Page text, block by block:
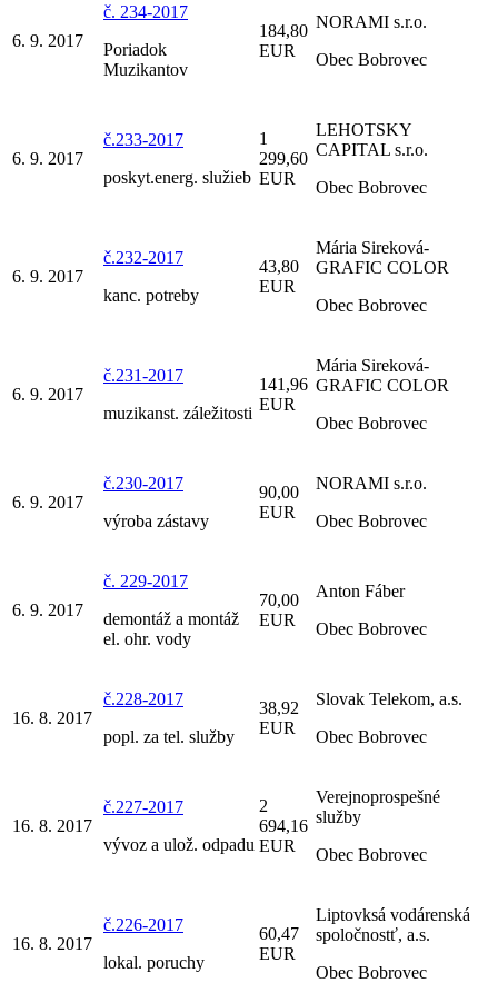
6. 9. 2017
č. 234-2017
Poriadok
Muzikantov
184,80
EUR
NORAMI s.r.o.
Obec Bobrovec
6. 9. 2017
č.233-2017
poskyt.energ. služieb
1
299,60
EUR
LEHOTSKY
CAPITAL s.r.o.
Obec Bobrovec
6. 9. 2017
č.232-2017
kanc. potreby
43,80
EUR
Mária Sireková-
GRAFIC COLOR
Obec Bobrovec
6. 9. 2017
č.231-2017
muzikanst. záležitosti
141,96
EUR
Mária Sireková-
GRAFIC COLOR
Obec Bobrovec
6. 9. 2017
č.230-2017
výroba zástavy
90,00
EUR
NORAMI s.r.o.
Obec Bobrovec
6. 9. 2017
č. 229-2017
demontáž a montáž
el. ohr. vody
70,00
EUR
Anton Fáber
Obec Bobrovec
16. 8. 2017
č.228-2017
popl. za tel. služby
38,92
EUR
Slovak Telekom, a.s.
Obec Bobrovec
16. 8. 2017
č.227-2017
vývoz a ulož. odpadu
2
694,16
EUR
Verejnoprospešné
služby
Obec Bobrovec
16. 8. 2017
č.226-2017
lokal. poruchy
60,47
EUR
Liptovksá vodárenská
spoločnostť, a.s.
Obec Bobrovec